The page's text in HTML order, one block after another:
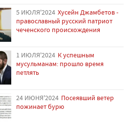
5 ИЮЛЯ'2024 Хусейн Джамбетов -
православный русский патриот
чеченского происхождения
1 ИЮЛЯ'2024 К успешным
мусульманам: прошло время
петлять
24 ИЮНЯ'2024 Посеявший ветер
пожинает бурю